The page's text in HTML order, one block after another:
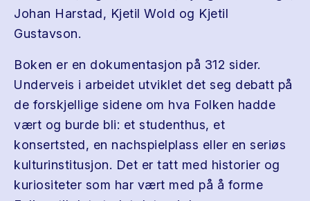
Johan Harstad, Kjetil Wold og Kjetil
Gustavson.
Boken er en dokumentasjon på 312 sider.
Underveis i arbeidet utviklet det seg debatt på
de forskjellige sidene om hva Folken hadde
vært og burde bli: et studenthus, et
konsertsted, en nachspielplass eller en seriøs
kulturinstitusjon. Det er tatt med historier og
kuriositeter som har vært med på å forme